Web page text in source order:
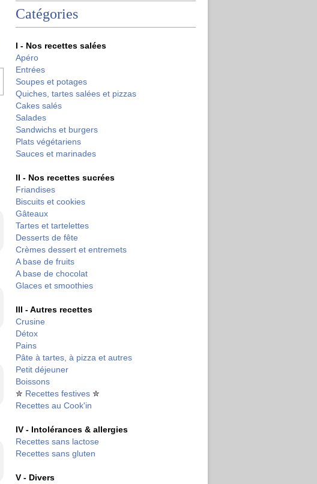
Catégories
I - Nos recettes salées
Apéro
Entrées
Soupes et potages
Quiches, tartes salées et pizzas
Cakes salés
Salades
Sandwichs et burgers
Plats végétariens
Sauces et marinades
II - Nos recettes sucrées
Friandises
Biscuits et cookies
Gâteaux
Tartes et tartelettes
Desserts de fête
Crèmes dessert et entremets
A base de fruits
A base de chocolat
Glaces et smoothies
III - Autres recettes
Crusine
Détox
Pains
Pâte à tartes, à pizza et autres
Petit déjeuner
Boissons
✮ Recettes festives ✮
Recettes au Cook'in
IV - Intolérances & allergies
Recettes sans lactose
Recettes sans gluten
V - Divers